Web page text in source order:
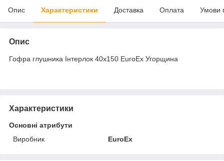
Опис Характеристики Доставка Оплата Умови
Опис
Гофра глушника Інтерлок 40x150 EuroEx Угорщина
Характеристики
Основні атрибути
Виробник
EuroEx